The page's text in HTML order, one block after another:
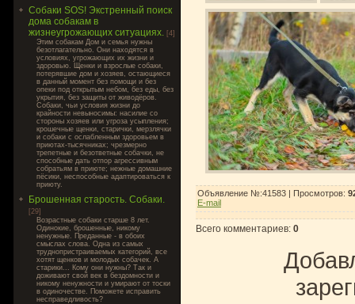
Собаки SOS! Экстренный поиск
дома собакам в
жизнеугрожающих ситуациях. [4]
Этим собакам Дом и семья нужны
безотлагательно. Они находятся в
условиях, угрожающих их жизни и
здоровью. Щенки и взрослые собаки,
потерявшие дом и хозяев, остающиеся
в данный момент без помощи и без
опеки под открытым небом, без еды, без
укрытия, без защиты от живодёров.
Собаки, чьи условия жизни до
крайности невыносимы: насилие со
стороны хозяев или угроза усыпления;
крошечные щенки, старички, мерзлячки
и собаки с ослабленным здоровьем в
приютах-тысячниках; чрезмерно
трепетные и безответные собачки, не
способные дать отпор агрессивным
собратьям в приюте; нежные домашние
пёсики, неспособные адаптироваться к
приюту.
Брошенная старость. Собаки.
[29]
Возрастные собаки старше 8 лет.
Одинокие, брошенные, никому
ненужные. Преданные - в обоих
смыслах слова. Одна из самых
труднопристраиваемых категорий, все
хотят щенков и молодых собачек. А
старики... Кому они нужны? Так и
доживают свой век в бездомности и
никому ненужности и умирают от тоски
в одиночестве. Поможете исправить
несправедливость?
Объявление №:41583 | Просмотров:
E-mail
Всего комментариев: 0